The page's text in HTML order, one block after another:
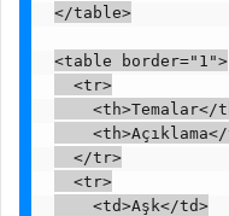
</table>
<table border="1">
  <tr>
<th>Temalar</
  </tr>
  <tr>
    <td>Aşk</td>